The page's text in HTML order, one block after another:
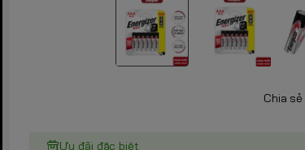
Chia sẻ
Ưu đãi đặc biệt